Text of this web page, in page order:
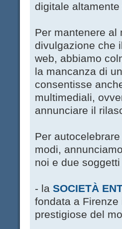
digitale
Per mantenere al
divulgazione che
web, abbiamo
la mancanza di
consentisse
multimediali,
annunciare il
Per
modi,
noi e due
- la SOCIETÀ
fondata a
prestigiose del